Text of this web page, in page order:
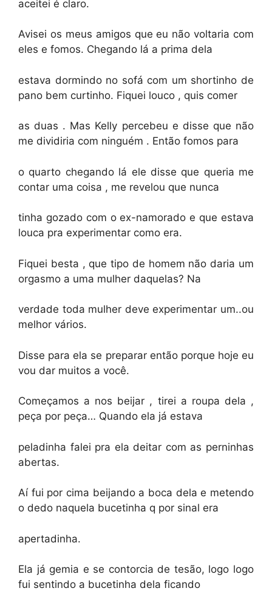
aceitei é claro.
Avisei os meus amigos que eu não voltaria com
eles e fomos. Chegando lá a prima dela
estava dormindo no sofá com um shortinho de
pano bem curtinho. Fiquei louco , quis comer
as duas . Mas Kelly percebeu e disse que não
me dividiria com ninguém . Então fomos para
o quarto chegando lá ele disse que queria me
contar uma coisa , me revelou que nunca
tinha gozado com o ex-namorado e que estava
louca pra experimentar como era.
Fiquei besta , que tipo de homem não daria um
orgasmo a uma mulher daquelas? Na
verdade toda mulher deve experimentar um..ou
melhor vários.
Disse para ela se preparar então porque hoje eu
vou dar muitos a você.
Começamos a nos beijar , tirei a roupa dela ,
peça por peça… Quando ela já estava
peladinha falei pra ela deitar com as perninhas
abertas.
Aí fui por cima beijando a boca dela e metendo
o dedo naquela bucetinha q por sinal era
apertadinha.
Ela já gemia e se contorcia de tesão, logo logo
fui sentindo a bucetinha dela ficando